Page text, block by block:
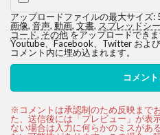
アップロードファイルの最大サイズ:
画像, 音声, 動画, 文書, スプレッドシ
コード,その他をアップロードでき
Youtube、Facebook、Twitter およ
コメント内に埋め込まれます。